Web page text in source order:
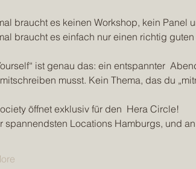
braucht es keinen Workshop, kein Panel
braucht es einfach nur einen richtig
ist genau das: ein entspannter
musst. Kein Thema, das du
öffnet exklusiv für den  Hera Circle!
spannendsten Locations Hamburgs, und